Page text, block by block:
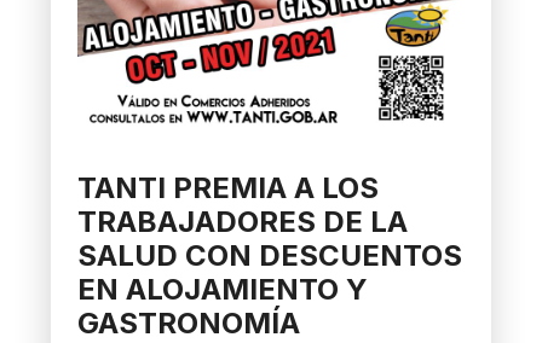
TANTI PREMIA A LOS
TRABAJADORES DE LA
SALUD CON DESCUENTOS
EN ALOJAMIENTO Y
GASTRONOMÍA